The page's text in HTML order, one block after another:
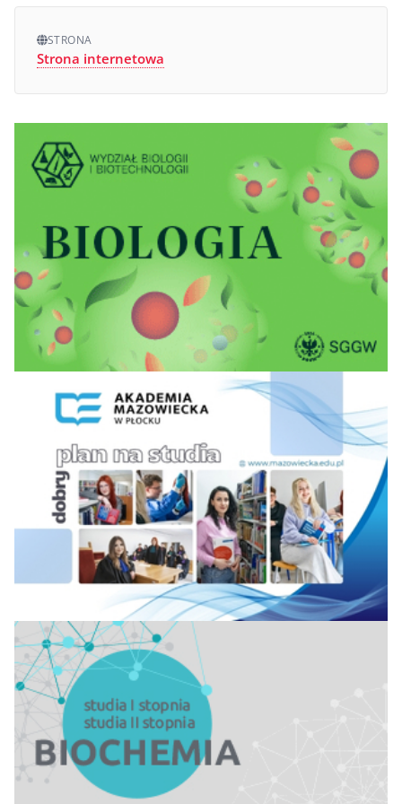
STRONA
Strona internetowa